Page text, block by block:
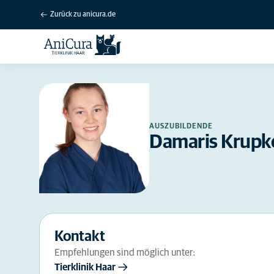
Zurück zu anicura.de
AUSZUBILDENDE
Damaris
Kontakt
Empfehlungen sind möglich unter:
Tierklinik Haar